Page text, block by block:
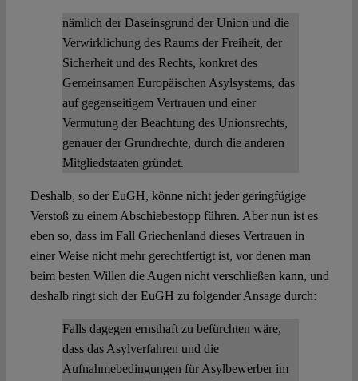
nämlich der Daseinsgrund der Union und die
Verwirklichung des Raums der Freiheit, der
Sicherheit und des Rechts, konkret des
Gemeinsamen Europäischen Asylsystems, das
auf gegenseitigem Vertrauen und einer
Vermutung der Beachtung des Unionsrechts,
genauer der Grundrechte, durch die anderen
Mitgliedstaaten gründet.
Deshalb, so der EuGH, könne nicht jeder geringfügige
Verstoß zu einem Abschiebestopp führen. Aber nun ist es
eben so, dass im Fall Griechenland dieses Vertrauen in
einer Weise nicht mehr gerechtfertigt ist, vor denen man
beim besten Willen die Augen nicht verschließen kann, und
deshalb ringt sich der EuGH zu folgender Ansage durch:
Falls dagegen ernsthaft zu befürchten wäre,
dass das Asylverfahren und die
Aufnahmebedingungen für Asylbewerber im